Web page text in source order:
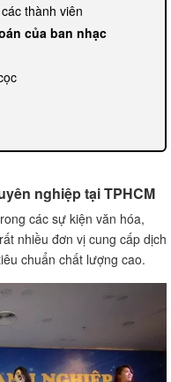
thành viên
của ban nhạc
nghiệp tại TPHCM
các sự kiện văn hóa,
nhiều đơn vị cung cấp dịch
chuẩn chất lượng cao.